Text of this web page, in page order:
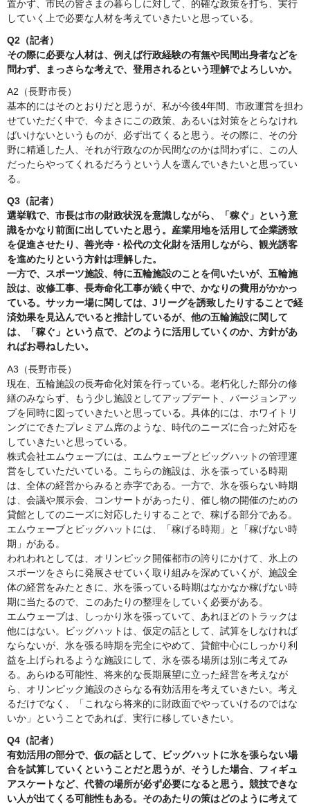
置かず、市民の皆さまの暮らしに対して、的確な政策を打ち、実行
していく上で必要な人材を考えていきたいと思っている。
Q2（記者）
その際に必要な人材は、例えば行政経験の有無や民間出身者などを
問わず、まっさらな考えで、登用されるという理解でよろしいか。
A2（長野市長）
基本的にはそのとおりだと思うが、私が今後4年間、市政運営を担わ
せていただく中で、今まさにこの政策、あるいは対策をとらなけれ
ばいけないというものが、必ず出てくると思う。その際に、その分
野に精通した人、それが行政なのか民間なのかは問わずに、この人
だったらやってくれるだろうという人を選んでいきたいと思ってい
る。
Q3（記者）
選挙戦で、市長は市の財政状況を意識しながら、「稼ぐ」という意
識をかなり前面に出していたと思う。産業用地を活用して企業誘致
を促進させたり、善光寺・松代の文化財を活用しながら、観光誘客
を進めたりという方針は理解した。
一方で、スポーツ施設、特に五輪施設のことを伺いたいが、五輪施
設は、改修工事、長寿命化工事が続く中で、かなりの費用がかかっ
ている。サッカー場に関しては、Jリーグを誘致したりすることで経
済効果を見込んでいると推計しているが、他の五輪施設に関して
は、「稼ぐ」という点で、どのように活用していくのか、方針があ
ればお尋ねしたい。
A3（長野市長）
現在、五輪施設の長寿命化対策を行っている。老朽化した部分の修
繕のみならず、もう少し施設としてアップデート、バージョンアッ
プを同時に図っていきたいと思っている。具体的には、ホワイトリ
ングにできたプレミアム席のような、時代のニーズに合った対応を
していきたいと思っている。
株式会社エムウェーブには、エムウェーブとビッグハットの管理運
営をしていただいている。こちらの施設は、氷を張っている時期
は、全体の経営からみると赤字である。一方で、氷を張らない時期
は、会議や展示会、コンサートがあったり、催し物の開催のための
貸館としてのニーズに対応したりすることで、稼げる部分である。
エムウェーブとビッグハットには、「稼げる時期」と「稼げない時
期」がある。
われわれとしては、オリンピック開催都市の誇りにかけて、氷上の
スポーツをさらに発展させていく取り組みを深めていくが、施設全
体の経営をみたときに、氷を張っている時期はなかなか稼げない時
期に当たるので、このあたりの整理をしていく必要がある。
エムウェーブは、しっかり氷を張っていて、あれほどのトラックは
他にはない。ビッグハットは、仮定の話として、試算をしなければ
ならないが、氷を張る時期を完全にやめて、貸館中心にしっかり利
益を上げられるような施設にして、氷を張る場所は別に考えてみ
る。あらゆる可能性、将来的な長期展望に立った経営を考えなが
ら、オリンピック施設のさらなる有効活用を考えていきたい。考え
るだけでなく、「これなら将来的に財政面でやっていけるのではな
いか」ということであれば、実行に移していきたい。
Q4（記者）
有効活用の部分で、仮の話として、ビッグハットに氷を張らない場
合を試算していくということだと思うが、そうした場合、フィギュ
アスケートなど、代替の場所が必ず必要になると思う。競技できな
い人が出てくる可能性もある。そのあたりの策はどのように考えて